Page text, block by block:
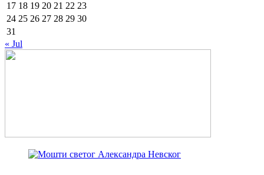
17 18 19 20 21 22 23
24 25 26 27 28 29 30
31
« Jul